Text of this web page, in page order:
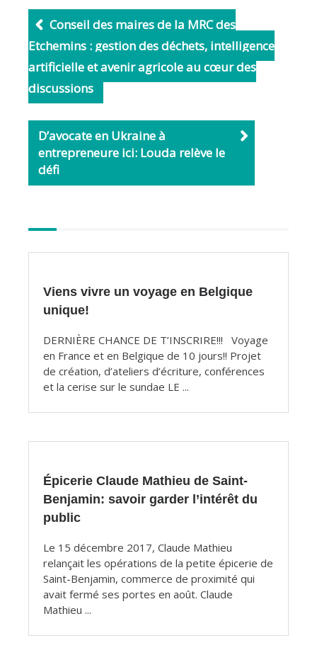
b
o
o
k
l
Conseil des maires de la MRC des
Etchemins : gestion des déchets, intelligence
artificielle et avenir agricole au cœur des
discussions
D’avocate en Ukraine à
entrepreneure ici: Louda relève le
défi
articles
Viens vivre un voyage en Belgique
unique!
DERNIÈRE CHANCE DE T’INSCRIRE!!! Voyage
en France et en Belgique de 10 jours!! Projet
de création, d’ateliers d’écriture, conférences
et la cerise sur le sundae LE ...
Épicerie Claude Mathieu de Saint-
Benjamin: savoir garder l’intérêt du
public
Le 15 décembre 2017, Claude Mathieu
relançait les opérations de la petite épicerie de
Saint-Benjamin, commerce de proximité qui
avait fermé ses portes en août. Claude
Mathieu ...